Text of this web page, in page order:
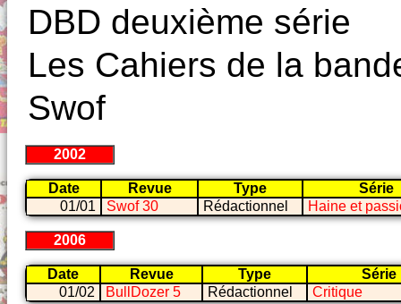
DBD deuxième série
Les Cahiers de la
Swof
2002
Date Revue Type
Série
01/01
Swof 30 Rédactionnel Haine et
2006
Date Revue Type
Série
01/02
BullDozer 5 Rédactionnel Critique